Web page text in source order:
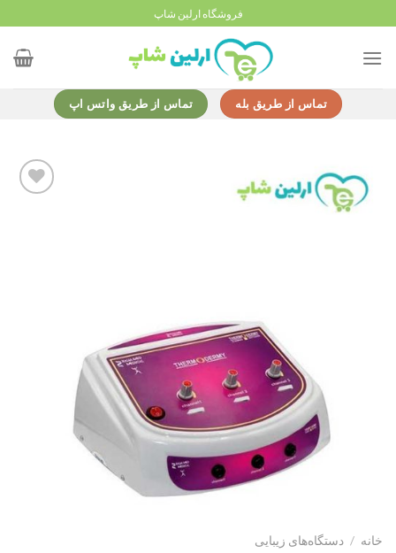
to
content
فروشگاه ارلین شاپ
تماس از طریق بله تماس از طریق واتس اپ
خانه / دستگاه‌های زیبایی